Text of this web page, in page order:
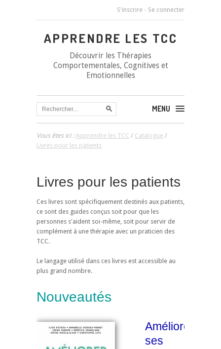
S'inscrire - Se connecter
APPRENDRE LES TCC
Découvrir les Thérapies
Comportementales, Cognitives et
Emotionnelles
MENU
Vous êtes ici :Apprendre les TCC / Catalogue /
Livres pour les patients
Livres pour les patients
Ces livres sont spécifiquement destinés aux patients,
ce sont des guides conçus soit pour que les
personnes s'aident soi-même, soit pour servir de
complément à une thérapie avec un praticien des
TCC.
Le langage utilisé dans ces livres est accessible au
plus grand nombre.
Nouveautés
Améliorer
ses